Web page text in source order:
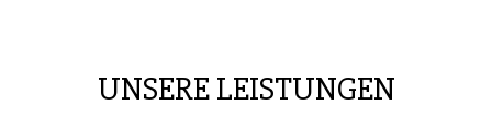
UNSERE LEISTUNGEN